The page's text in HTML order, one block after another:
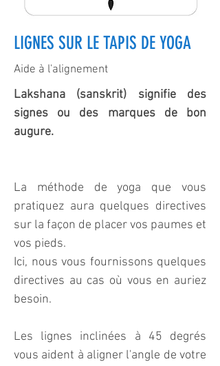
LIGNES SUR LE TAPIS DE YOGA
Aide à l'alignement
Lakshana (sanskrit) signifie des
signes ou des marques de bon
augure.
La méthode de yoga que vous
pratiquez aura quelques directives
sur la façon de placer vos paumes et
vos pieds.
Ici, nous vous fournissons quelques
directives au cas où vous en auriez
besoin.
Les lignes inclinées à 45 degrés
vous aident à aligner l'angle de votre